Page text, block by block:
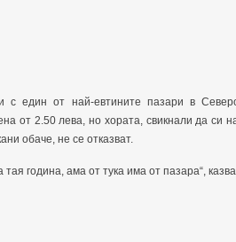
един от най-евтините пазари в
от 2.50 лева, но хората, свикнали да си
обаче, не се отказват.
година, ама от тука има от пазара“,